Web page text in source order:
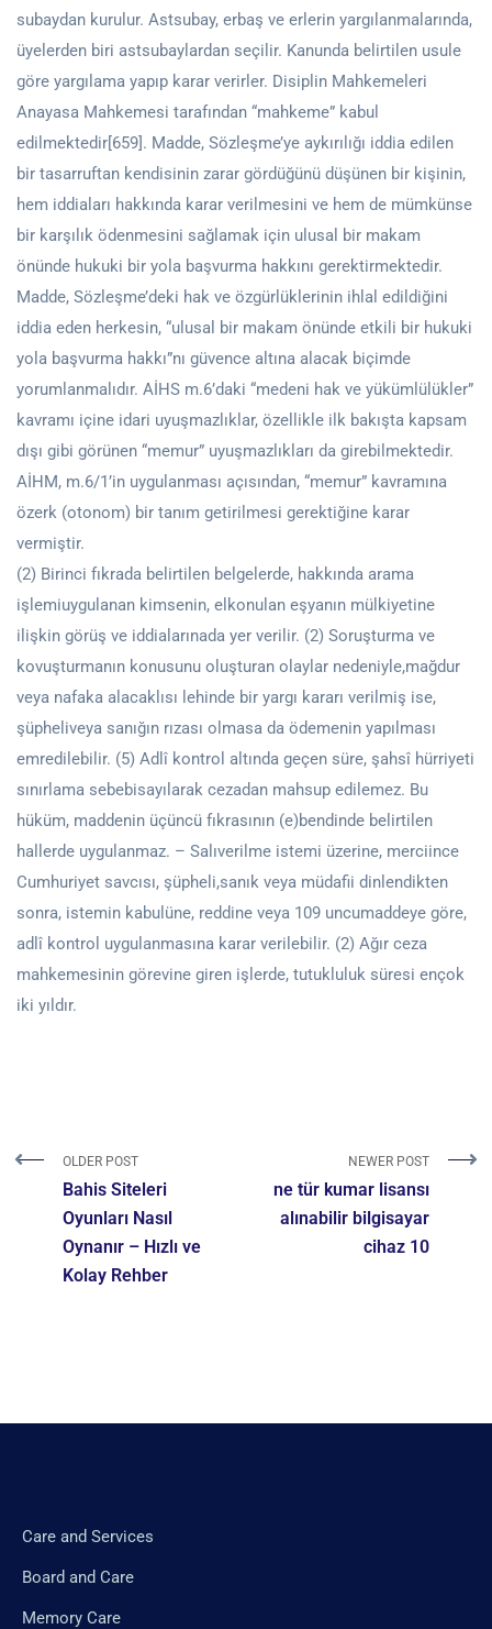
subaydan kurulur. Astsubay, erbaş ve erlerin yargılanmalarında,
üyelerden biri astsubaylardan seçilir. Kanunda belirtilen usule
göre yargılama yapıp karar verirler. Disiplin Mahkemeleri
Anayasa Mahkemesi tarafından “mahkeme” kabul
edilmektedir[659]. Madde, Sözleşme’ye aykırılığı iddia edilen
bir tasarruftan kendisinin zarar gördüğünü düşünen bir kişinin,
hem iddiaları hakkında karar verilmesini ve hem de mümkünse
bir karşılık ödenmesini sağlamak için ulusal bir makam
önünde hukuki bir yola başvurma hakkını gerektirmektedir.
Madde, Sözleşme’deki hak ve özgürlüklerinin ihlal edildiğini
iddia eden herkesin, “ulusal bir makam önünde etkili bir hukuki
yola başvurma hakkı”nı güvence altına alacak biçimde
yorumlanmalıdır. AİHS m.6’daki “medeni hak ve yükümlülükler”
kavramı içine idari uyuşmazlıklar, özellikle ilk bakışta kapsam
dışı gibi görünen “memur” uyuşmazlıkları da girebilmektedir.
AİHM, m.6/1’in uygulanması açısından, “memur” kavramına
özerk (otonom) bir tanım getirilmesi gerektiğine karar
vermiştir.
(2) Birinci fıkrada belirtilen belgelerde, hakkında arama
işlemiuygulanan kimsenin, elkonulan eşyanın mülkiyetine
ilişkin görüş ve iddialarınada yer verilir. (2) Soruşturma ve
kovuşturmanın konusunu oluşturan olaylar nedeniyle,mağdur
veya nafaka alacaklısı lehinde bir yargı kararı verilmiş ise,
şüpheliveya sanığın rızası olmasa da ödemenin yapılması
emredilebilir. (5) Adlî kontrol altında geçen süre, şahsî hürriyeti
sınırlama sebebisayılarak cezadan mahsup edilemez. Bu
hüküm, maddenin üçüncü fıkrasının (e)bendinde belirtilen
hallerde uygulanmaz. – Salıverilme istemi üzerine, merciince
Cumhuriyet savcısı, şüpheli,sanık veya müdafii dinlendikten
sonra, istemin kabulüne, reddine veya 109 uncumaddeye göre,
adlî kontrol uygulanmasına karar verilebilir. (2) Ağır ceza
mahkemesinin görevine giren işlerde, tutukluluk süresi ençok
iki yıldır.
OLDER POST
Bahis Siteleri
Oyunları Nasıl
Oynanır – Hızlı ve
Kolay Rehber
NEWER POST
ne tür kumar lisansı
alınabilir bilgisayar
cihaz 10
Care and Services
Board and Care
Memory Care